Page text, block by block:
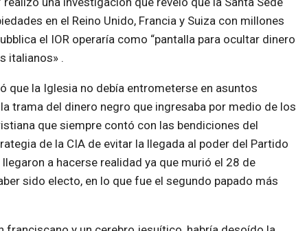
en el Reino Unido, Francia y Suiza con millones
el IOR operaría como “pantalla para ocultar dinero
italianos» .
que la Iglesia no debía entrometerse en asuntos
trama del dinero negro que ingresaba por medio de los
que siempre contó con las bendiciones del
de la CIA de evitar la llegada al poder del Partido
a hacerse realidad ya que murió el 28 de
sido electo, en lo que fue el segundo papado más